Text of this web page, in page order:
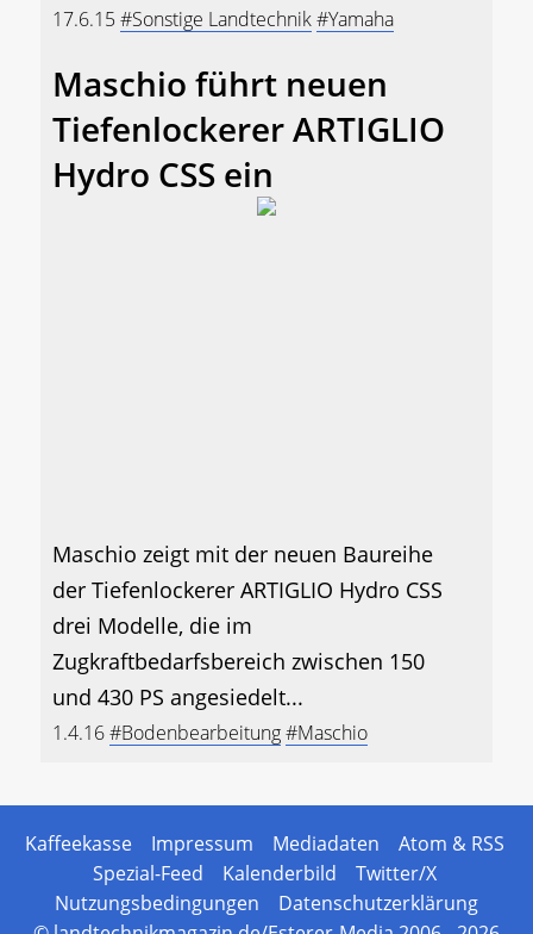
17.6.15#Sonstige Landtechnik#Yamaha
Maschio führt neuen
Tiefenlockerer ARTIGLIO
Hydro CSS ein
Maschio zeigt mit der neuen Baureihe
der Tiefenlockerer ARTIGLIO Hydro CSS
drei Modelle, die im
Zugkraftbedarfsbereich zwischen 150
und 430 PS angesiedelt...
1.4.16#Bodenbearbeitung#Maschio
Kaffeekasse Impressum Mediadaten
Atom & RSS
Spezial-Feed
Kalenderbild
Twitter/X
Nutzungsbedingungen
Datenschutzerklärung